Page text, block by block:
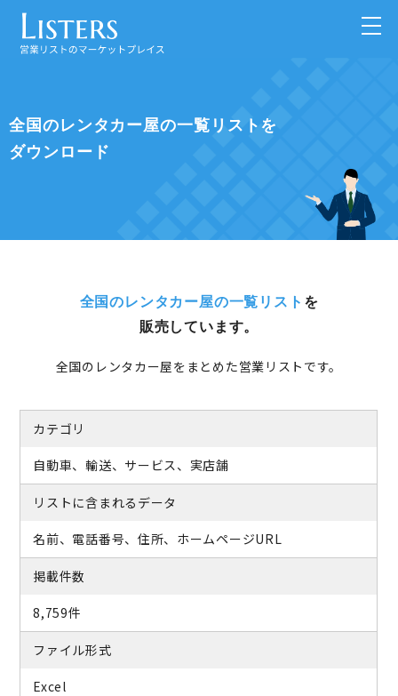
全国のレンタカー屋の一覧リストを
ダウンロード
全国のレンタカー屋の一覧リスト を
販売しています。
全国のレンタカー屋をまとめた営業リストです。
カテゴリ
自動車、輸送、サービス、実店舗
リストに含まれるデータ
名前、電話番号、住所、ホームページURL
掲載件数
8,759件
ファイル形式
Excel